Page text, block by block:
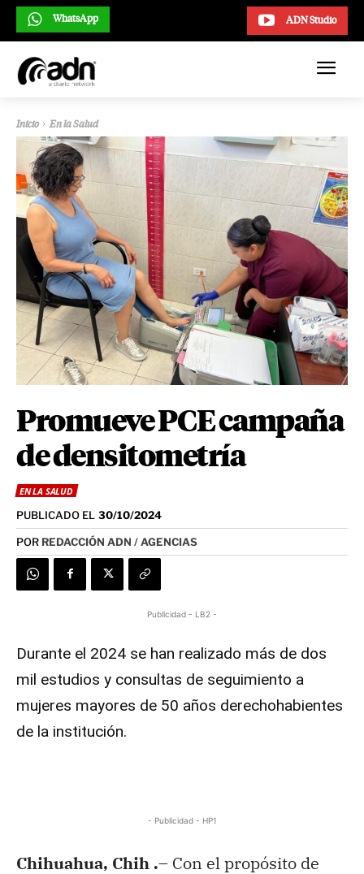
ADN Studio
WhatsApp
Inicio En la Salud
Promueve PCE campaña
de densitometría
EN LA SALUD
PUBLICADO EL 30/10/2024
POR REDACCIÓN ADN / AGENCIAS
Publicidad - LB2 -
Durante el 2024 se han realizado más de dos
mil estudios y consultas de seguimiento a
mujeres mayores de 50 años derechohabientes
de la institución.
- Publicidad - HP1
Chihuahua, Chih .– Con el propósito de